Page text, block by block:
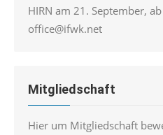
HIRN am 21. September,
office@ifwk.net
Mitgliedschaft
Hier um Mitgliedschaft